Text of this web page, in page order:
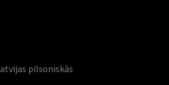
pilsoniskās